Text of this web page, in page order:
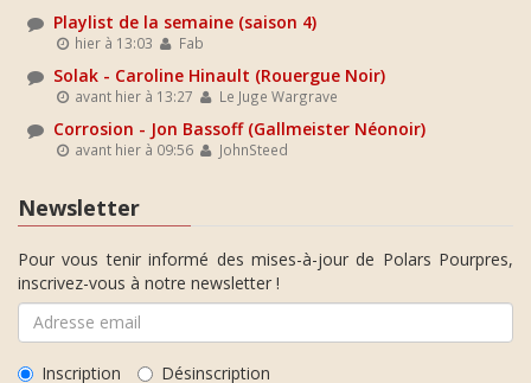
Playlist de la semaine (saison 4)
hier à 13:03 Fab
Solak - Caroline Hinault (Rouergue Noir)
avant hier à 13:27 Le Juge Wargrave
Corrosion - Jon Bassoff (Gallmeister Néonoir)
avant hier à 09:56 JohnSteed
Newsletter
Pour vous tenir informé des mises-à-jour de Polars Pourpres,
inscrivez-vous à notre newsletter !
Inscription Désinscription